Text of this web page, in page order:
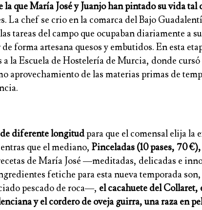
la que María José y Juanjo han pintado su vida
La chef se crio en la comarca del Bajo
tareas del campo que ocupaban diariamente a
forma artesana quesos y embutidos. En esta
a la Escuela de Hostelería de Murcia, donde
aprovechamiento de las materias primas de
diferente longitudpara que el comensal elija la
que el mediano, Pinceladas (10 pases, 70 €),
de María José —meditadas, delicadas e
fetiche para esta nueva temporada
pescado de roca—, el cacahuete del
y el cordero de oveja guirra, una raza en